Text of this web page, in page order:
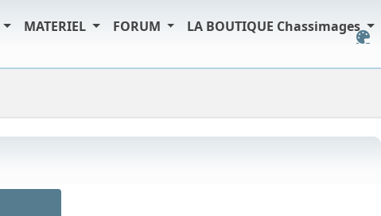
MATERIEL FORUM LA BOUTIQUE Chassimages